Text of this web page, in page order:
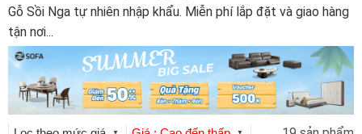
PHÒNG KHÁCH
LIÊN HỆ
Gỗ Sồi Nga tự nhiên nhập khẩu. Miễn phí lắp đặt và giao hàng
tận nơi...